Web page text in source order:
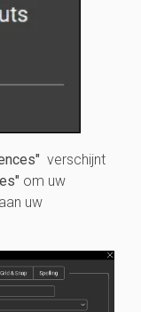
verschijnt
om uw
uw